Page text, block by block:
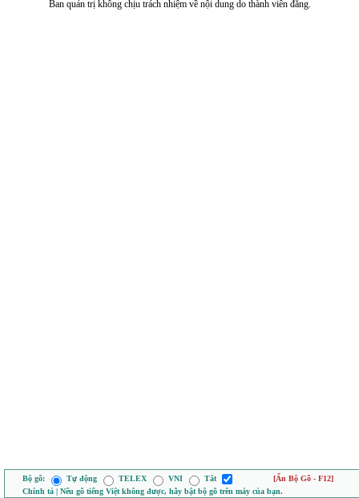
Ban quản trị không chịu trách nhiệm về nội dung do thành viên đăng.
Bộ gõ: Tự động TELEX VNI Tắt
[Ẩn Bộ Gõ - F12]
Chính tả | Nếu gõ tiếng Việt không được, hãy bật bộ gõ trên máy của bạn.